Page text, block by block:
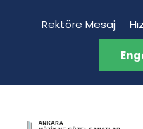
Rektöre Mesaj